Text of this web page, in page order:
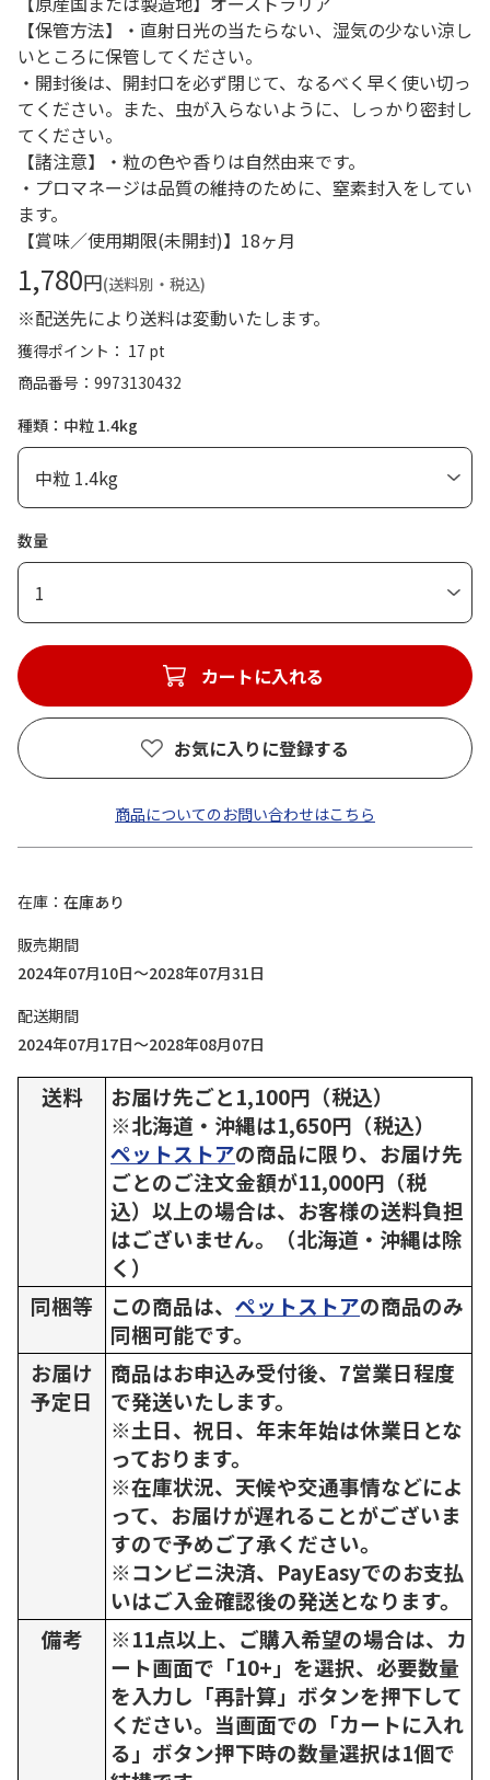
【保管方法】・直射日光の当たらない、湿気の少ない涼し
いところに保管してください。
・開封後は、開封口を必ず閉じて、なるべく早く使い切っ
てください。また、虫が入らないように、しっかり密封し
てください。
【諸注意】・粒の色や香りは自然由来です。
・プロマネージは品質の維持のために、窒素封入をしてい
ます。
【賞味／使用期限(未開封)】18ヶ月
1,780円(送料別・税込)
※配送先により送料は変動いたします。
獲得ポイント： 17 pt
商品番号
9973130432
種類：中粒 1.4kg
数量
1
カートに入れる
お気に入りに登録する
商品についてのお問い合わせはこちら
在庫
在庫あり
販売期間
2024年07月10日～2028年07月31日
配送期間
2024年07月17日～2028年08月07日
送料
お届け先ごと1,100円（税込）
※北海道・沖縄は1,650円（税込）
ペットストアの商品に限り、お届け先
ごとのご注文金額が11,000円（税
込）以上の場合は、お客様の送料負担
はございません。（北海道・沖縄は除
く）
同梱等
この商品は、 ペットストアの商品のみ
同梱可能です。
お届け
予定日
商品はお申込み受付後、7営業日程度
で発送いたします。
※土日、祝日、年末年始は休業日とな
っております。
※在庫状況、天候や交通事情などによ
って、お届けが遅れることがございま
すので予めご了承ください。
※コンビニ決済、PayEasyでのお支払
いはご入金確認後の発送となります。
備考
※11点以上、ご購入希望の場合は、カ
ート画面で「10+」を選択、必要数量
を入力し「再計算」ボタンを押下して
ください。当画面での「カートに入れ
る」ボタン押下時の数量選択は1個で